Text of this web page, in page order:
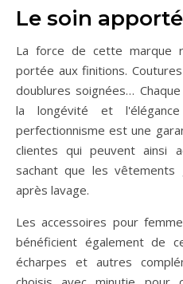
Le soin
La force de cette marque
portée aux finitions.
doublures soignées…
la longévité et
perfectionnisme est une
clientes qui peuvent ainsi
sachant que les
après lavage.
Les accessoires pour
bénéficient également de
écharpes et autres